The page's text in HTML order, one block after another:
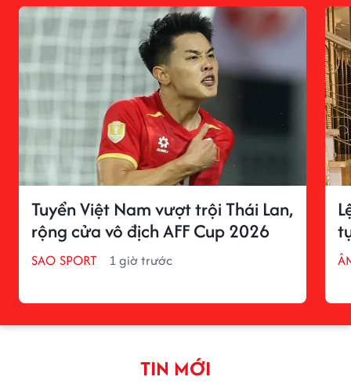
Tuyển Việt Nam vượt trội Thái Lan,
rộng cửa vô địch AFF Cup 2026
SAO SPORT 1 giờ trước
TIN MỚI